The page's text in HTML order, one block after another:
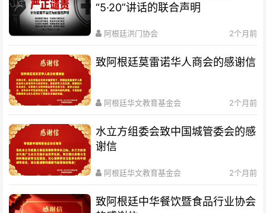
“5·20”讲话的联合声明
阿根廷洪门协会 2个月前
致阿根廷莫雷诺华人商会的感谢信
阿根廷华文教育基金会 2个月前
水立方组委会致中国城管委会的感
谢信
阿根廷华文教育基金会 2个月前
致阿根廷中华餐饮暨食品行业协会